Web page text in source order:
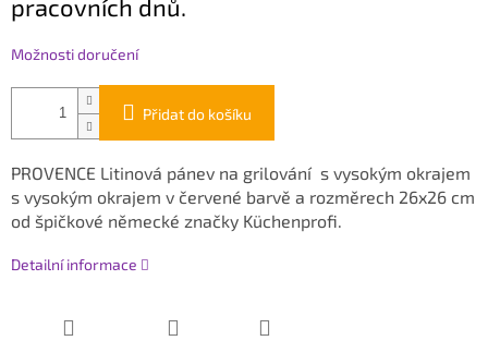
pracovních dnů.
Možnosti doručení
Přidat do košíku
PROVENCE Litinová pánev na grilování s vysokým okrajem
s vysokým okrajem v červené barvě a rozměrech 26x26 cm
od špičkové německé značky Küchenprofi.
Detailní informace